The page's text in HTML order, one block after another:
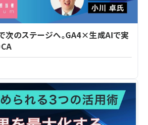
次のステージへ。GA4×生成AIで実